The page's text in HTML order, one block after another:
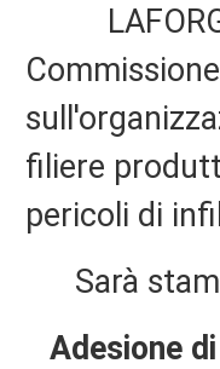
filiere
pericoli di
Sarà
Adesione